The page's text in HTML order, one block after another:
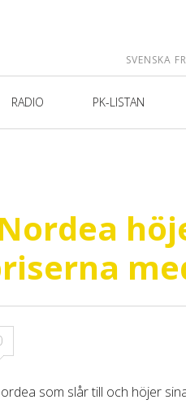
SVENSKA
RADIO PK-LISTAN
som slår till och höjer